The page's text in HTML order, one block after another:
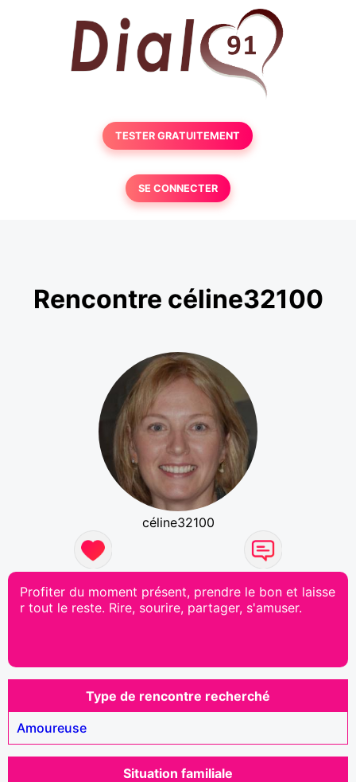
TESTER GRATUITEMENT
SE CONNECTER
Rencontre céline32100
céline32100
Profiter du moment présent, prendre le bon et laisse
r tout le reste. Rire, sourire, partager, s'amuser.
Type de rencontre recherché
Amoureuse
Situation familiale